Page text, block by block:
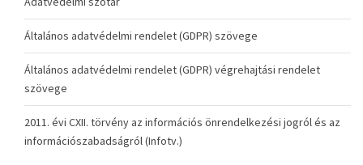
Általános adatvédelmi rendelet (GDPR) szövege
Általános adatvédelmi rendelet (GDPR) végrehajtási rendelet
szövege
2011. évi CXII. törvény az információs önrendelkezési jogról és az
információszabadságról (Infotv.)